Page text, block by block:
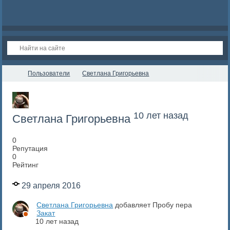
Пользователи Светлана Григорьевна
Светлана Григорьевна 10 лет назад
0
Репутация
0
Рейтинг
29 апреля 2016
Светлана Григорьевна добавляет Пробу пера
Закат
10 лет назад